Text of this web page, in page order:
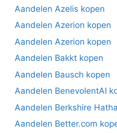
Aandelen Azelis kopen
Aandelen Azerion kopen
Aandelen Azerion kopen
Aandelen Bakkt kopen
Aandelen Bausch kopen
Aandelen BenevolentAI
Aandelen Berkshire
Aandelen Better.com